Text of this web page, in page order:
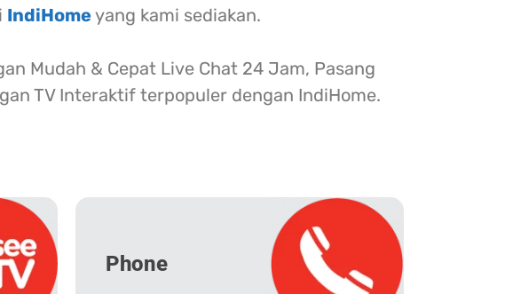
IndiHomeyang kami sediakan.
Mudah & Cepat Live Chat 24 Jam, Pasang
TV Interaktif terpopuler dengan IndiHome.
Phone